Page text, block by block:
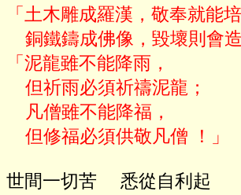
「土木雕成羅漢，敬奉就能培
「泥龍雖不能降雨，
世間一切苦     悉從自利起